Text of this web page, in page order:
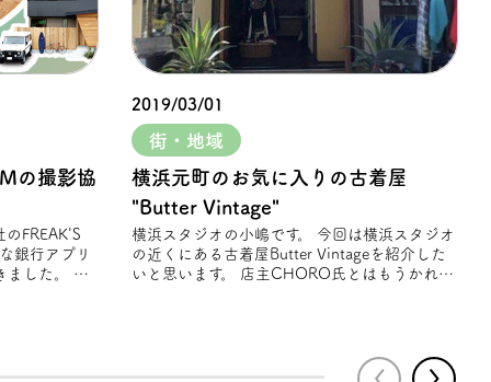
の撮影協
銀⾏アプリ
した。 春
2019/03/01
街・地域
横浜元町のお気に入りの古着屋
"Butter Vintage"
横浜スタジオの小嶋です。 今回は横浜スタジオ
の近くにある古着屋Butter Vintageを紹介した
いと思います。 店主CHORO氏とはもうかれこ